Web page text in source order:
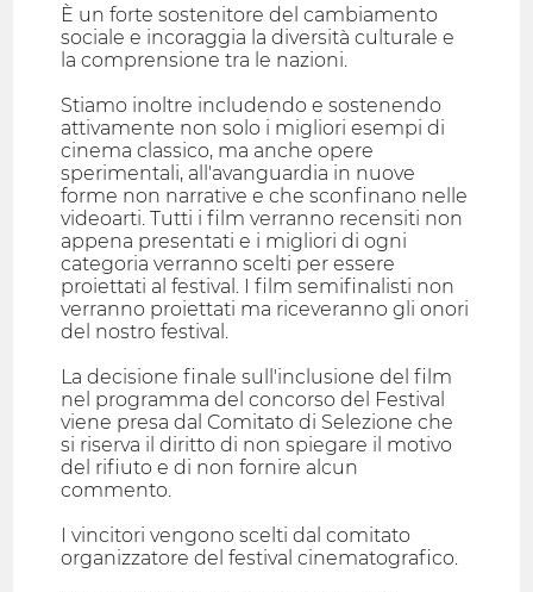
È un forte sostenitore del cambiamento
sociale e incoraggia la diversità culturale e
la comprensione tra le nazioni.
Stiamo inoltre includendo e sostenendo
attivamente non solo i migliori esempi di
cinema classico, ma anche opere
sperimentali, all'avanguardia in nuove
forme non narrative e che sconfinano nelle
videoarti. Tutti i film verranno recensiti non
appena presentati e i migliori di ogni
categoria verranno scelti per essere
proiettati al festival. I film semifinalisti non
verranno proiettati ma riceveranno gli onori
del nostro festival.
La decisione finale sull'inclusione del film
nel programma del concorso del Festival
viene presa dal Comitato di Selezione che
si riserva il diritto di non spiegare il motivo
del rifiuto e di non fornire alcun
commento.
I vincitori vengono scelti dal comitato
organizzatore del festival cinematografico.